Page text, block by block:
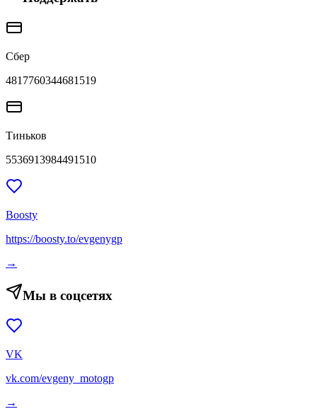
Сбер
4817760344681519
Тиньков
5536913984491510
Boosty
https://boosty.to/evgenygp
→
Мы в соцсетях
VK
vk.com/evgeny_motogp
→